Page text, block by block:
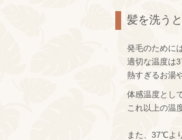
髪を洗う
発毛のために
適切な温度は
熱すぎるお湯
体感温度とし
これ以上の温
また、37℃よ